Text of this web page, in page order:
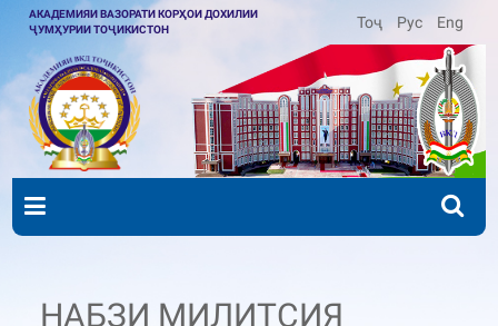
АКАДЕМИЯИ ВАЗОРАТИ КОРҲОИ ДОХИЛИИ
ҶУМҲУРИИ ТОҶИКИСТОН
Тоҷ Рус Eng
НАБЗИ МИЛИТСИЯ